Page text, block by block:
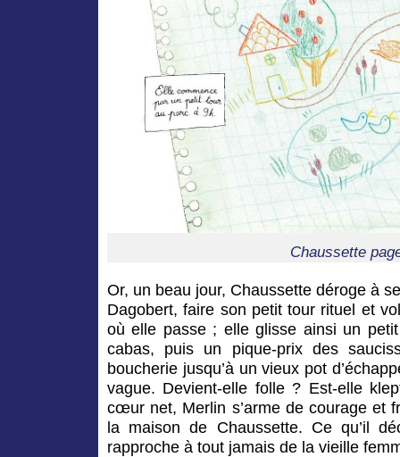
Chaussette
Or, un beau jour, Chaussette déroge à
Dagobert, faire son petit tour rituel et
où elle passe ; elle glisse ainsi un
cabas, puis un pique-prix des
boucherie jusqu’à un vieux pot
vague. Devient-elle folle ? Est-elle
cœur net, Merlin s’arme de courage et
la maison de Chaussette. Ce qu’il
rapproche à tout jamais de la vieille